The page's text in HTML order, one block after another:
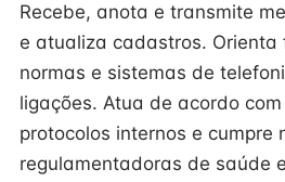
Recebe, anota e transmite
e atualiza cadastros. Orienta
normas e sistemas de
ligações. Atua de acordo
protocolos internos e cumpre
regulamentadoras de saúde